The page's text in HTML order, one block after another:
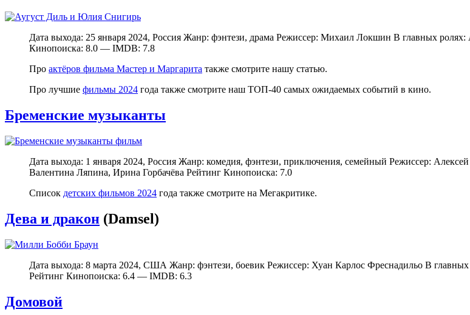
Дата выхода: 25 января 2024, Россия Жанр: фэнтези, драма Режиссер: Михаил Локшин В главных
Кинопоиска: 8.0 — IMDB: 7.8
Про актёров фильма Мастер и Маргарита также смотрите нашу статью.
Про лучшие фильмы 2024 года также смотрите наш ТОП-40 самых ожидаемых событий в кино.
Бременские музыканты
Дата выхода: 1 января 2024, Россия Жанр: комедия, фэнтези, приключения, семейный Режиссер:
Валентина Ляпина, Ирина Горбачёва Рейтинг Кинопоиска: 7.0
Список детских фильмов 2024 года также смотрите на Мегакритике.
Дева и дракон (Damsel)
Дата выхода: 8 марта 2024, США Жанр: фэнтези, боевик Режиссер: Хуан Карлос Фреснадильо В
Рейтинг Кинопоиска: 6.4 — IMDB: 6.3
Домовой